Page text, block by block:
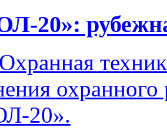
20»:
охранного
20».